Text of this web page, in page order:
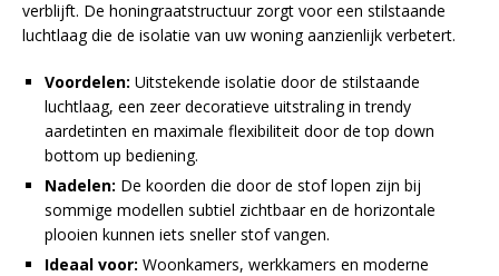
verblijft. De honingraatstructuur zorgt voor een stilstaande
luchtlaag die de isolatie van uw woning aanzienlijk verbetert.
Voordelen: Uitstekende isolatie door de stilstaande
luchtlaag, een zeer decoratieve uitstraling in trendy
aardetinten en maximale flexibiliteit door de top down
bottom up bediening.
Nadelen: De koorden die door de stof lopen zijn bij
sommige modellen subtiel zichtbaar en de horizontale
plooien kunnen iets sneller stof vangen.
Ideaal voor: Woonkamers, werkkamers en moderne